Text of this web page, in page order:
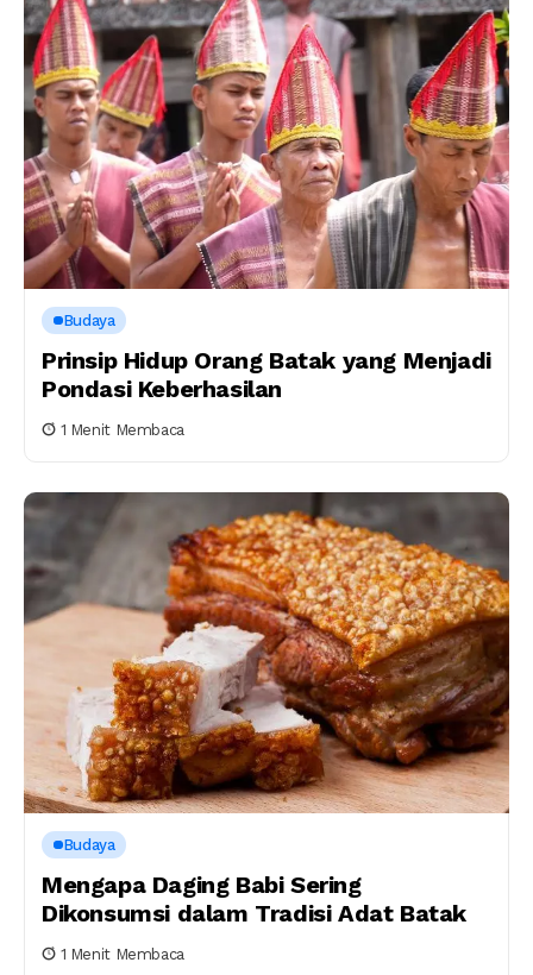
Budaya
Prinsip Hidup Orang Batak yang Menjadi
Pondasi Keberhasilan
1 Menit Membaca
Budaya
Mengapa Daging Babi Sering
Dikonsumsi dalam Tradisi Adat Batak
1 Menit Membaca